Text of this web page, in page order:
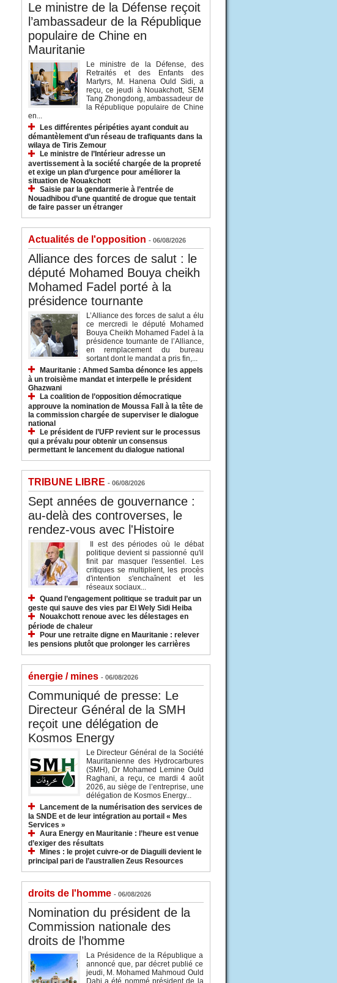
Le ministre de la Défense reçoit
l’ambassadeur de la République
populaire de Chine en
Mauritanie
Le ministre de la Défense, des
Retraités et des Enfants des
Martyrs, M. Hanena Ould Sidi, a
reçu, ce jeudi à Nouakchott, SEM
Tang Zhongdong, ambassadeur de
la République populaire de Chine
en...
Les différentes péripéties ayant conduit au
démantèlement d’un réseau de trafiquants dans la
wilaya de Tiris Zemour
Le ministre de l’Intérieur adresse un
avertissement à la société chargée de la propreté
et exige un plan d’urgence pour améliorer la
situation de Nouakchott
Saisie par la gendarmerie à l’entrée de
Nouadhibou d’une quantité de drogue que tentait
de faire passer un étranger
Actualités de l'opposition - 06/08/2026
Alliance des forces de salut : le
député Mohamed Bouya cheikh
Mohamed Fadel porté à la
présidence tournante
L’Alliance des forces de salut a élu
ce mercredi le député Mohamed
Bouya Cheikh Mohamed Fadel à la
présidence tournante de l’Alliance,
en remplacement du bureau
sortant dont le mandat a pris fin,...
Mauritanie : Ahmed Samba dénonce les appels
à un troisième mandat et interpelle le président
Ghazwani
La coalition de l’opposition démocratique
approuve la nomination de Moussa Fall à la tête de
la commission chargée de superviser le dialogue
national
Le président de l’UFP revient sur le processus
qui a prévalu pour obtenir un consensus
permettant le lancement du dialogue national
TRIBUNE LIBRE - 06/08/2026
Sept années de gouvernance :
au-delà des controverses, le
rendez-vous avec l'Histoire
Il est des périodes où le débat
politique devient si passionné qu'il
finit par masquer l'essentiel. Les
critiques se multiplient, les procès
d'intention s'enchaînent et les
réseaux sociaux...
Quand l’engagement politique se traduit par un
geste qui sauve des vies par El Wely Sidi Heiba
Nouakchott renoue avec les délestages en
période de chaleur
Pour une retraite digne en Mauritanie : relever
les pensions plutôt que prolonger les carrières
énergie / mines - 06/08/2026
Communiqué de presse: Le
Directeur Général de la SMH
reçoit une délégation de
Kosmos Energy
Le Directeur Général de la Société
Mauritanienne des Hydrocarbures
(SMH), Dr Mohamed Lemine Ould
Raghani, a reçu, ce mardi 4 août
2026, au siège de l’entreprise, une
délégation de Kosmos Energy...
Lancement de la numérisation des services de
la SNDE et de leur intégration au portail « Mes
Services »
Aura Energy en Mauritanie : l’heure est venue
d’exiger des résultats
Mines : le projet cuivre-or de Diaguili devient le
principal pari de l’australien Zeus Resources
droits de l'homme - 06/08/2026
Nomination du président de la
Commission nationale des
droits de l’homme
La Présidence de la République a
annoncé que, par décret publié ce
jeudi, M. Mohamed Mahmoud Ould
Dahi a été nommé président de la